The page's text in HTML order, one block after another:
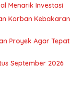
Menarik Investasi
Korban Kebakaran
Proyek Agar Tepat
September 2026